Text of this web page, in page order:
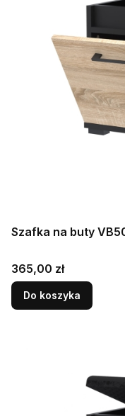
Szafka na buty
Cena
365,00 zł
Do koszyka